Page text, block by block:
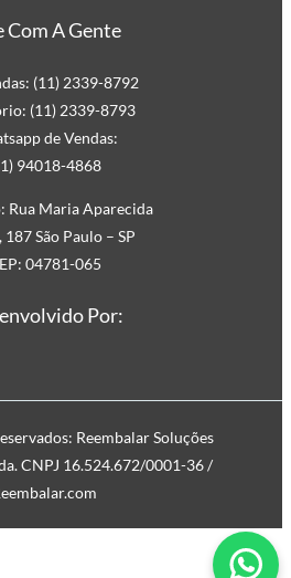
Com A Gente
(11) 2339-8792
(11) 2339-8793
de Vendas:
94018-4868
Rua Maria Aparecida
São Paulo – SP
04781-065
Por:
Reembalar Soluções
CNPJ 16.524.672/0001-36 /